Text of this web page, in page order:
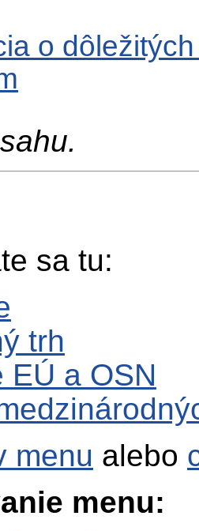
o
sa tu:
trh
EÚ a OSN
menu alebo
menu: